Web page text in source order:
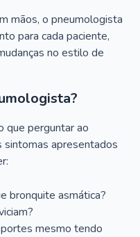
mãos, o pneumologista
para cada paciente,
no estilo de
que perguntar ao
apresentados
bronquite asmática?
mesmo tendo